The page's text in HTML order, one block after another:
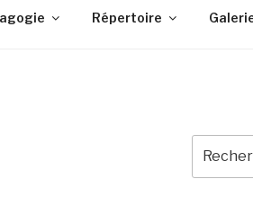
Répertoire
pour
: